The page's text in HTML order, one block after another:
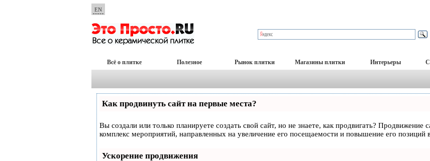
EN
Всё о плитке Полезное Рынок плитки Магазины плитки Интерьеры
Как продвинуть сайт на первые места?
Вы создали или только планируете создать свой сайт, но не знаете, как продвигать? Продвижение
комплекс мероприятий, направленных на увеличение его посещаемости и повышение его позиций
Ускорение продвижения